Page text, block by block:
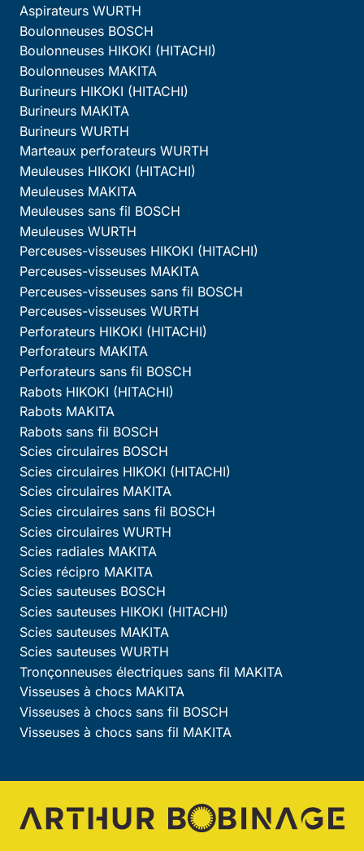
Aspirateurs WURTH
Boulonneuses BOSCH
Boulonneuses HIKOKI (HITACHI)
Boulonneuses MAKITA
Burineurs HIKOKI (HITACHI)
Burineurs MAKITA
Burineurs WURTH
Marteaux perforateurs WURTH
Meuleuses HIKOKI (HITACHI)
Meuleuses MAKITA
Meuleuses sans fil BOSCH
Meuleuses WURTH
Perceuses-visseuses HIKOKI (HITACHI)
Perceuses-visseuses MAKITA
Perceuses-visseuses sans fil BOSCH
Perceuses-visseuses WURTH
Perforateurs HIKOKI (HITACHI)
Perforateurs MAKITA
Perforateurs sans fil BOSCH
Rabots HIKOKI (HITACHI)
Rabots MAKITA
Rabots sans fil BOSCH
Scies circulaires BOSCH
Scies circulaires HIKOKI (HITACHI)
Scies circulaires MAKITA
Scies circulaires sans fil BOSCH
Scies circulaires WURTH
Scies radiales MAKITA
Scies récipro MAKITA
Scies sauteuses BOSCH
Scies sauteuses HIKOKI (HITACHI)
Scies sauteuses MAKITA
Scies sauteuses WURTH
Tronçonneuses électriques sans fil MAKITA
Visseuses à chocs MAKITA
Visseuses à chocs sans fil BOSCH
Visseuses à chocs sans fil MAKITA